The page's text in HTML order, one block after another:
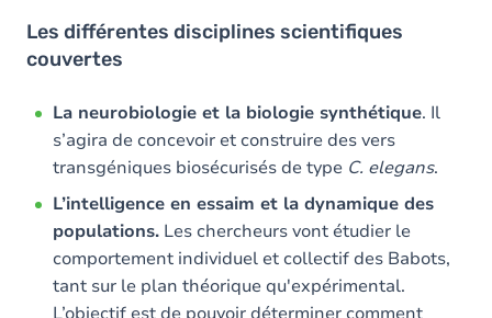
Les différentes disciplines scientifiques
couvertes
La neurobiologie et la biologie synthétique. Il
s’agira de concevoir et construire des vers
transgéniques biosécurisés de type C. elegans.
L’intelligence en essaim et la dynamique des
populations. Les chercheurs vont étudier le
comportement individuel et collectif des Babots,
tant sur le plan théorique qu'expérimental.